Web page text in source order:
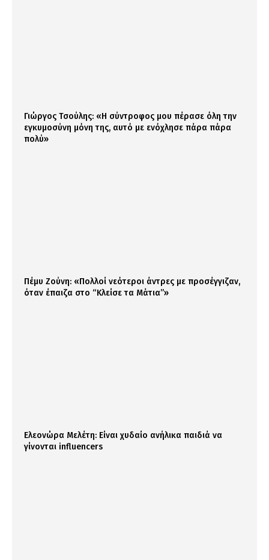
Γιώργος Τσούλης: «Η σύντροφος μου πέρασε όλη την
εγκυμοσύνη μόνη της, αυτό με ενόχλησε πάρα πάρα
πολύ»
Πέμυ Ζούνη: «Πολλοί νεότεροι άντρες με προσέγγιζαν,
όταν έπαιζα στο “Κλείσε τα Μάτια”»
Ελεονώρα Μελέτη: Είναι χυδαίο ανήλικα παιδιά να
γίνονται influencers